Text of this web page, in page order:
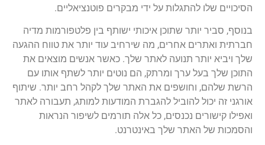
הסיכויים שלו להתגלות על ידי מבקרים פוטנציאליים.
בנוסף, סביר יותר שתוכן איכותי ישותף בין פלטפורמות מדיה
חברתית ואתרים אחרים, מה שירחיב עוד יותר את טווח ההגעה
שלך ויביא יותר תנועה לאתר שלך. כאשר אנשים מוצאים את
התוכן שלך בעל ערך ומרתק, הם נוטים יותר לשתף אותו עם
הרשת שלהם, וחושפים את האתר שלך לקהל רחב יותר. שיתוף
אורגני זה יכול להוביל להגברת המודעות למותג, תעבורה לאתר
ואפילו קישורים נכנסים, כל אלה תורמים לשיפור הנראות
והסמכות של האתר שלך באינטרנט.